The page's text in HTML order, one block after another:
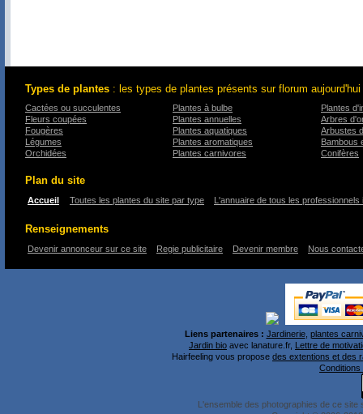
Types de plantes : les types de plantes présents sur florum
Cactées ou succulentes
Fleurs coupées
Fougères
Légumes
Orchidées
Plantes à bulbe
Plantes annuelles
Plantes aquatiques
Plantes aromatiques
Plantes carnivores
Plantes
Arbres
Arbustes
Bambous
Conifères
Plan du site
Accueil Toutes les plantes du site par type L'annuaire de tous les
Renseignements
Devenir annonceur sur ce site Regie publicitaire Devenir membre Nous
Liens partenaires : Jardinerie, plantes
Jardin bio avec lanature.fr, Lettre de
Hairfeeling vous propose des extentions et des
Conditions
L'ensemble des photographies de ce